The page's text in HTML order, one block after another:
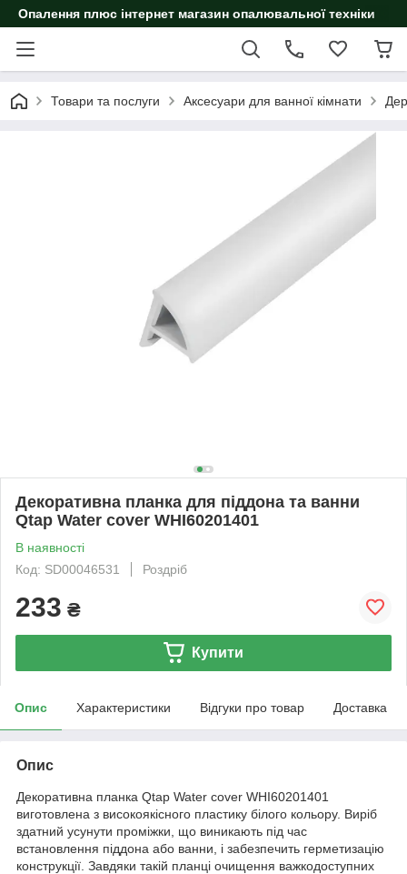
Опалення плюс інтернет магазин опалювальної техніки
Товари та послуги Аксесуари для ванної кімнати
Декоративна планка для піддона та ванни
Qtap Water cover WHI60201401
В наявності
Код: SD00046531
Роздріб
233 ₴
Купити
Опис Характеристики Відгуки про товар Доставка
Опис
Декоративна планка Qtap Water cover WHI60201401
виготовлена з високоякісного пластику білого кольору. Виріб
здатний усунути проміжки, що виникають під час
встановлення піддона або ванни, і забезпечить герметизацію
конструкції. Завдяки такій планці очищення важкодоступних